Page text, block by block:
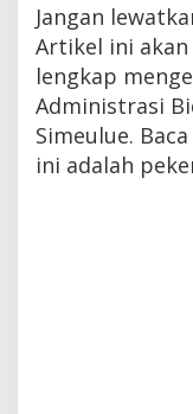
Jangan
Artikel ini
lengkap
Administrasi
Simeulue.
ini adalah